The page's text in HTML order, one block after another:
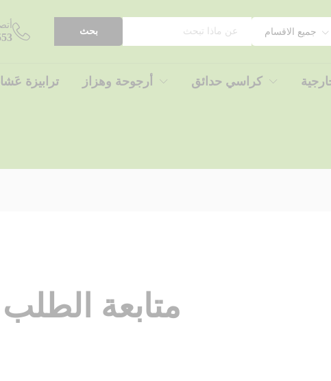
جميع الاقسام بحث
كراسي حدائق أرجوحة وهزاز ترابيزة
متابعة الطلب